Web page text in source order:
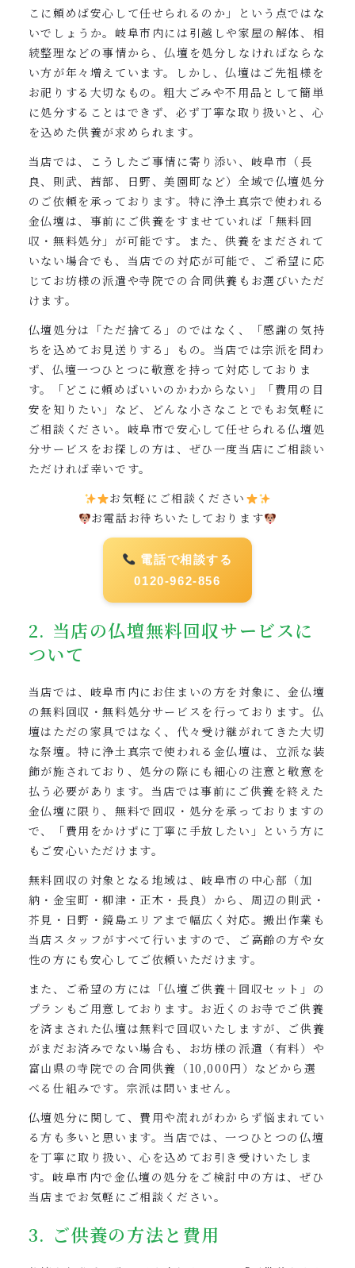
こに頼めば安心して任せられるのか」という点ではな
いでしょうか。岐阜市内には引越しや家屋の解体、相
続整理などの事情から、仏壇を処分しなければならな
い方が年々増えています。しかし、仏壇はご先祖様を
お祀りする大切なもの。粗大ごみや不用品として簡単
に処分することはできず、必ず丁寧な取り扱いと、心
を込めた供養が求められます。
当店では、こうしたご事情に寄り添い、岐阜市（長
良、則武、茜部、日野、美園町など）全域で仏壇処分
のご依頼を承っております。特に浄土真宗で使われる
金仏壇は、事前にご供養をすませていれば「無料回
収・無料処分」が可能です。また、供養をまだされて
いない場合でも、当店での対応が可能で、ご希望に応
じてお坊様の派遣や寺院での合同供養もお選びいただ
けます。
仏壇処分は「ただ捨てる」のではなく、「感謝の気持
ちを込めてお見送りする」もの。当店では宗派を問わ
ず、仏壇一つひとつに敬意を持って対応しておりま
す。「どこに頼めばいいのかわからない」「費用の目
安を知りたい」など、どんな小さなことでもお気軽に
ご相談ください。岐阜市で安心して任せられる仏壇処
分サービスをお探しの方は、ぜひ一度当店にご相談い
ただければ幸いです。
お気軽にご相談ください
お電話お待ちいたしております
電話で相談する
0120-962-856
2. 当店の仏壇無料回収サービスに
ついて
当店では、岐阜市内にお住まいの方を対象に、金仏壇
の無料回収・無料処分サービスを行っております。仏
壇はただの家具ではなく、代々受け継がれてきた大切
な祭壇。特に浄土真宗で使われる金仏壇は、立派な装
飾が施されており、処分の際にも細心の注意と敬意を
払う必要があります。当店では事前にご供養を終えた
金仏壇に限り、無料で回収・処分を承っておりますの
で、「費用をかけずに丁寧に手放したい」という方に
もご安心いただけます。
無料回収の対象となる地域は、岐阜市の中心部（加
納・金宝町・柳津・正木・長良）から、周辺の則武・
芥見・日野・鏡島エリアまで幅広く対応。搬出作業も
当店スタッフがすべて行いますので、ご高齢の方や女
性の方にも安心してご依頼いただけます。
また、ご希望の方には「仏壇ご供養＋回収セット」の
プランもご用意しております。お近くのお寺でご供養
を済まされた仏壇は無料で回収いたしますが、ご供養
がまだお済みでない場合も、お坊様の派遣（有料）や
富山県の寺院での合同供養（10,000円）などから選
べる仕組みです。宗派は問いません。
仏壇処分に関して、費用や流れがわからず悩まれてい
る方も多いと思います。当店では、一つひとつの仏壇
を丁寧に取り扱い、心を込めてお引き受けいたしま
す。岐阜市内で金仏壇の処分をご検討中の方は、ぜひ
当店までお気軽にご相談ください。
3. ご供養の方法と費用